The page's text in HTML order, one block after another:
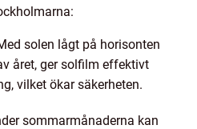
solen lågt på horisonten
året, ger solfilm effektivt
vilket ökar säkerheten.
sommarmånaderna kan